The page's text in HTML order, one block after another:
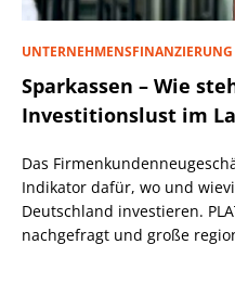
UNTERNEHMENSFINANZIERUNG
Sparkassen – Wie
Investitionslust im
Das
Indikator dafür, wo und
Deutschland investieren.
nachgefragt und große